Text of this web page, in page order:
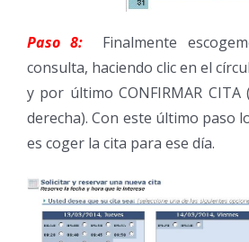
Paso 8:
Finalmente
consulta, haciendo clic en el
y por último CONFIRMAR
derecha). Con este último paso
es coger la cita para ese día.